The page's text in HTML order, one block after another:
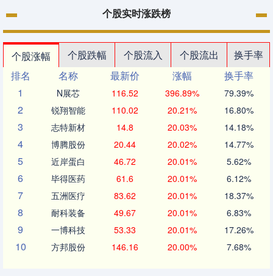
个股实时涨跌榜
个股涨幅 个股跌幅 个股流入 个股流出
换手率
排名
名称 最新价 涨幅
换手率
1
N展芯 116.52 396.89% 79.39%
2 锐翔智能 110.02 20.21% 16.80%
3 志特新材 14.8 20.03% 14.18%
4 博腾股份 20.44 20.02% 14.77%
5 近岸蛋白 46.72 20.01% 5.62%
6 毕得医药 61.6 20.01% 6.12%
7 五洲医疗 83.62 20.01% 18.37%
8 耐科装备 49.67 20.01% 6.83%
9 一博科技 53.33 20.01% 17.26%
10 方邦股份 146.16 20.00% 7.68%